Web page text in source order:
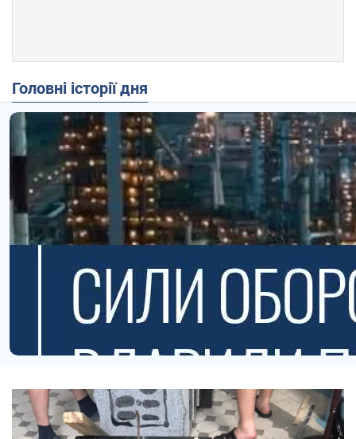
Головні історії дня